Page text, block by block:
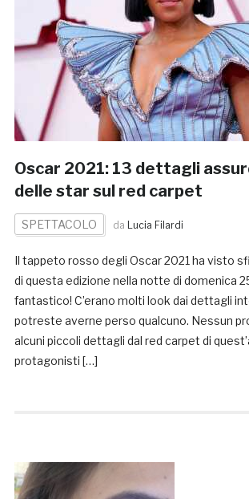
Oscar 2021: 13 dettagli
delle star sul red carpet
SPETTACOLO da Lucia Filardi
Il tappeto rosso degli Oscar 2021 ha visto
di questa edizione nella notte di domenica
fantastico! C’erano molti look dai dettagli
potreste averne perso qualcuno. Nessun
alcuni piccoli dettagli dal red carpet di
protagonisti […]